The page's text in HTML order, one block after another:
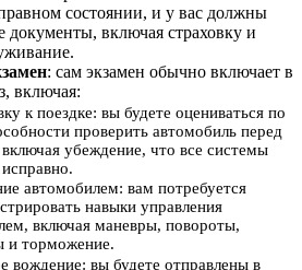
состоянии, и у вас должны
документы, включая страховку и
: сам экзамен обычно включает в
включая:
к поездке: вы будете оцениваться по
проверить автомобиль перед
включая убеждение, что все системы
автомобилем: вам потребуется
навыки управления
включая маневры, повороты,
и торможение.
вождение: вы будете отправлены в